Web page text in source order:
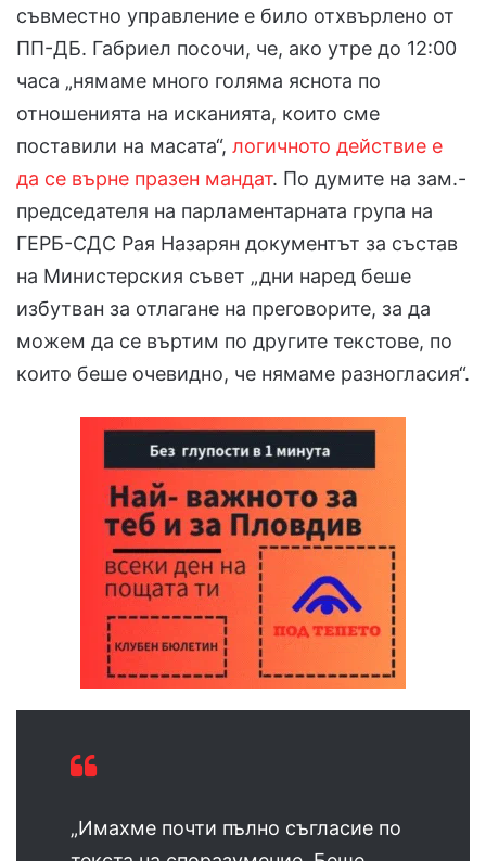
съвместно управление е било отхвърлено от
ПП-ДБ. Габриел посочи, че, ако утре до 12:00
часа „нямаме много голяма яснота по
отношенията на исканията, които сме
поставили на масата“, логичното действие е
да се върне празен мандат. По думите на зам.-
председателя на парламентарната група на
ГЕРБ-СДС Рая Назарян документът за състав
на Министерския съвет „дни наред беше
избутван за отлагане на преговорите, за да
можем да се въртим по другите текстове, по
които беше очевидно, че нямаме разногласия“.
„Имахме почти пълно съгласие по